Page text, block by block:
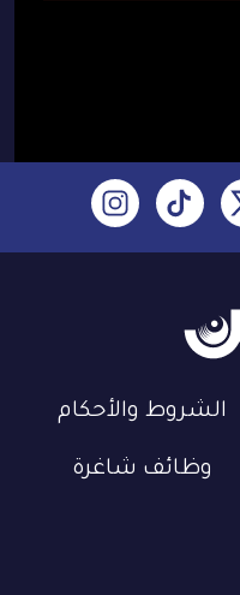
الشروط والأحكام
وظائف شاغرة